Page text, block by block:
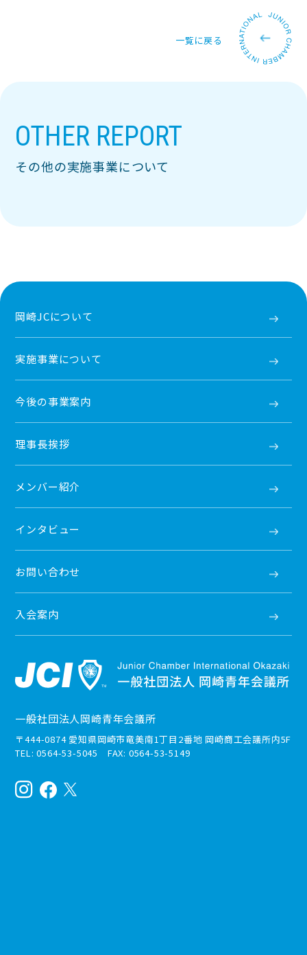
一覧に戻る
OTHER REPORT
その他の実施事業について
岡崎JCについて
実施事業について
今後の事業案内
理事長挨拶
メンバー紹介
インタビュー
お問い合わせ
入会案内
一般社団法人岡崎青年会議所
〒444-0874 愛知県岡崎市竜美南1丁目2番地 岡崎商工会議所内5F
TEL: 0564-53-5045 FAX: 0564-53-5149